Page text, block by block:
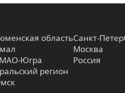
область
Югра
регион
Санкт-
Москва
Россия